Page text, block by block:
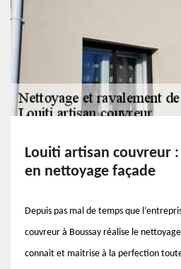
Louiti artisan couvreur
en nettoyage façade
Depuis pas mal de temps que
couvreur à Boussay réalise le
connait et maitrise à la perfection